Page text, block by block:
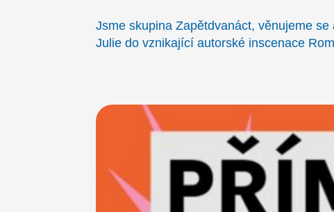
Jsme skupina Zapětdvanáct, věnujeme
Julie do vznikající autorské inscenace